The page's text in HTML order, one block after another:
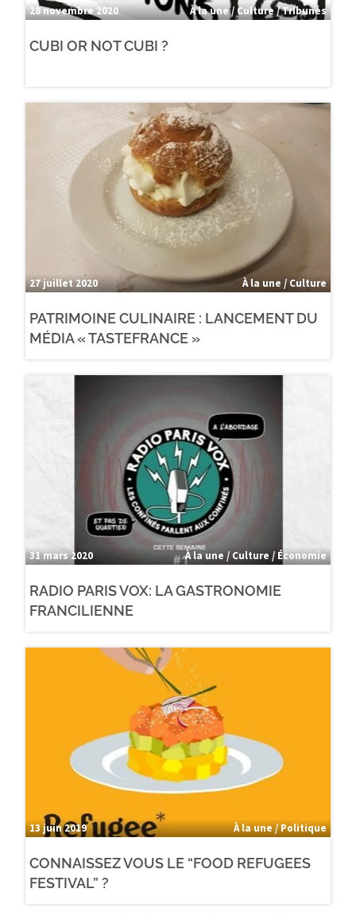
28 novembre 2020 À la une / Culture / Tribunes
CUBI OR NOT CUBI ?
27 juillet 2020 À la une / Culture
PATRIMOINE CULINAIRE : LANCEMENT DU
MÉDIA « TASTEFRANCE »
31 mars 2020 À la une / Culture / Économie
RADIO PARIS VOX: LA GASTRONOMIE
FRANCILIENNE
13 juin 2019 À la une / Politique
CONNAISSEZ VOUS LE “FOOD REFUGEES
FESTIVAL” ?